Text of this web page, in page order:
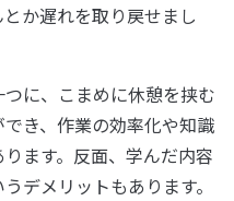
か遅れを取り戻せまし
に、こまめに休憩を挟む
き、作業の効率化や知識
ます。反面、学んだ内容
デメリットもあります。